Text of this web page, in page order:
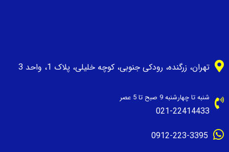
تهران، زرگنده، رودکی جنوبی، کوچه خلیلی، پلاک 1، واحد 3
شنبه تا چهارشنبه 9 صبح تا 5 عصر
021-22414433
0912-223-3395